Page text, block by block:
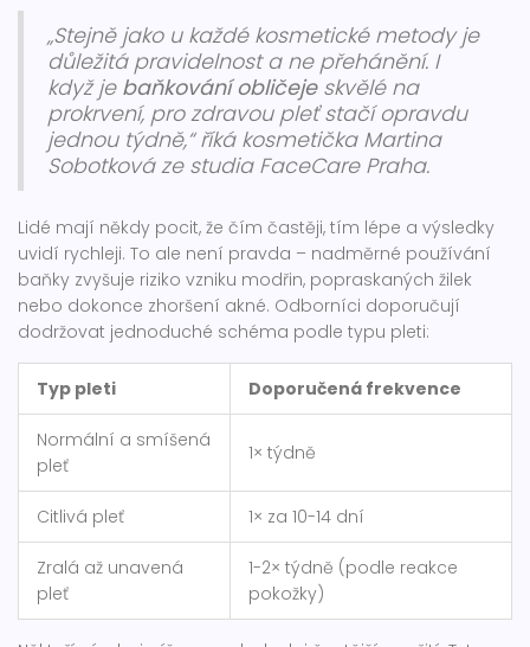
„Stejně jako u každé kosmetické metody je
důležitá pravidelnost a ne přehánění. I
když je baňkování obličejeskvělé na
prokrvení, pro zdravou pleť stačí opravdu
jednou týdně,“ říká kosmetička Martina
Sobotková ze studia FaceCare Praha.
Lidé mají někdy pocit, že čím častěji, tím lépe a výsledky
uvidí rychleji. To ale není pravda – nadměrné používání
baňky zvyšuje riziko vzniku modřin, popraskaných žilek
nebo dokonce zhoršení akné. Odborníci doporučují
dodržovat jednoduché schéma podle typu pleti:
Typ pleti Doporučená frekvence
Normální a smíšená
pleť
1× týdně
Citlivá pleť 1× za 10-14 dní
Zralá až unavená
pleť
1-2× týdně (podle reakce
pokožky)